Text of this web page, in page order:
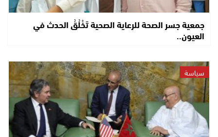
جمعية جسر الصحة للرعاية الصحية تَخْلُقُ الحدث في
العيون..
سياسة